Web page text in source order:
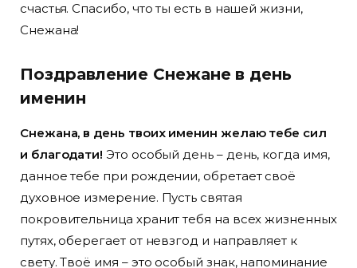
счастья. Спасибо, что ты есть в нашей жизни,
Снежана!
Поздравление Снежане в день
именин
Снежана, в день твоих именин желаю тебе сил
и благодати! Это особый день – день, когда имя,
данное тебе при рождении, обретает своё
духовное измерение. Пусть святая
покровительница хранит тебя на всех жизненных
путях, оберегает от невзгод и направляет к
свету. Твоё имя – это особый знак, напоминание